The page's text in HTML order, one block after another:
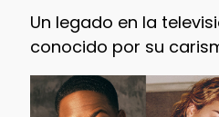
Un legado en la
conocido por su